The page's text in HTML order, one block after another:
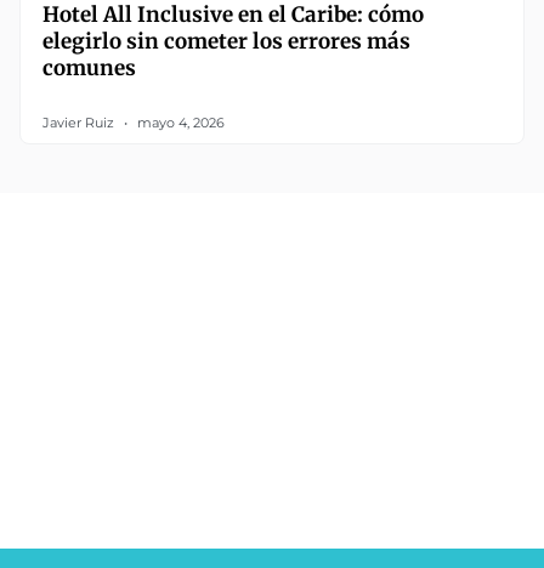
Hotel All Inclusive en el Caribe: cómo
elegirlo sin cometer los errores más
comunes
Javier Ruiz mayo 4, 2026